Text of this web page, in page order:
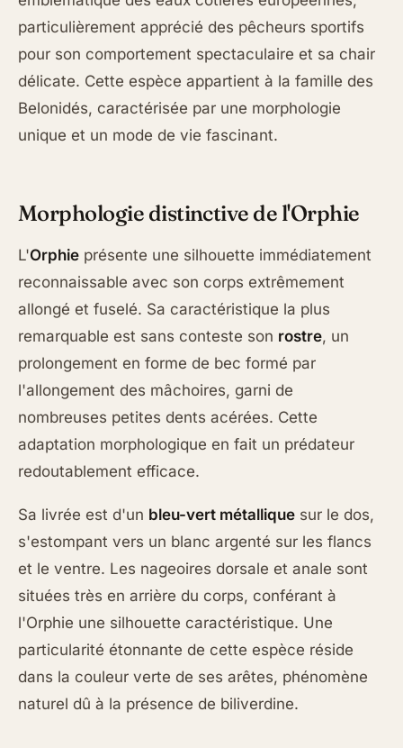
particulièrement apprécié des pêcheurs sportifs
pour son comportement spectaculaire et sa chair
délicate. Cette espèce appartient à la famille des
Belonidés, caractérisée par une morphologie
unique et un mode de vie fascinant.
Morphologie distinctive de l'Orphie
L'Orphie présente une silhouette immédiatement
reconnaissable avec son corps extrêmement
allongé et fuselé. Sa caractéristique la plus
remarquable est sans conteste son rostre, un
prolongement en forme de bec formé par
l'allongement des mâchoires, garni de
nombreuses petites dents acérées. Cette
adaptation morphologique en fait un prédateur
redoutablement efficace.
Sa livrée est d'un bleu-vert métallique sur le dos,
s'estompant vers un blanc argenté sur les flancs
et le ventre. Les nageoires dorsale et anale sont
situées très en arrière du corps, conférant à
l'Orphie une silhouette caractéristique. Une
particularité étonnante de cette espèce réside
dans la couleur verte de ses arêtes, phénomène
naturel dû à la présence de biliverdine.